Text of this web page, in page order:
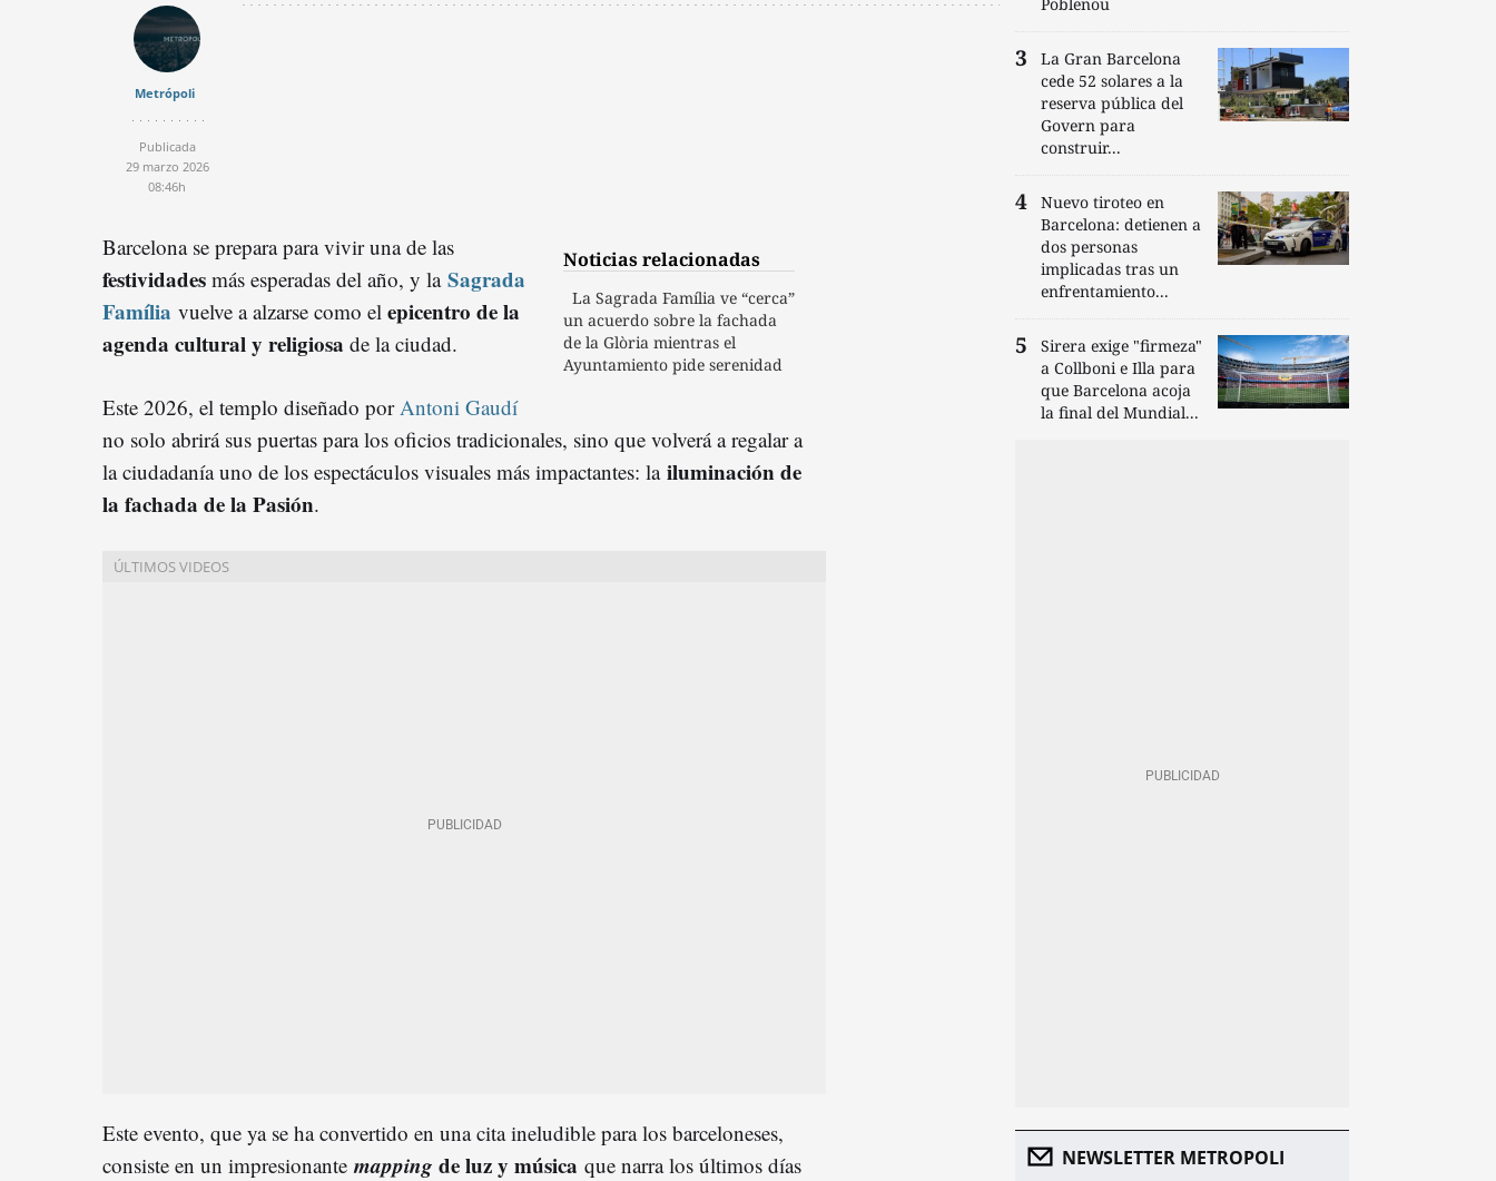
Metrópoli
Publicada
29 marzo 2026
08:46h
Noticias relacionadas
La Sagrada Família ve “cerca”
un acuerdo sobre la fachada
de la Glòria mientras el
Ayuntamiento pide serenidad
Barcelona se prepara para vivir una de las
festividades más esperadas del año, y la Sagrada
Família vuelve a alzarse como el epicentro de la
agenda cultural y religiosa de la ciudad.
Este 2026, el templo diseñado por Antoni Gaudí
no solo abrirá sus puertas para los oficios tradicionales, sino que volverá a regalar a
la ciudadanía uno de los espectáculos visuales más impactantes: la iluminación de
la fachada de la Pasión.
Este evento, que ya se ha convertido en una cita ineludible para los barceloneses,
consiste en un impresionante mapping de luz y música que narra los últimos días
La Gran Barcelona
cede 52 solares a la
reserva pública del
Govern para
construir...
Nuevo tiroteo en
Barcelona: detienen a
dos personas
implicadas tras un
enfrentamiento...
Sirera exige "firmeza"
a Collboni e Illa para
que Barcelona acoja
la final del Mundial...
NEWSLETTER METROPOLI